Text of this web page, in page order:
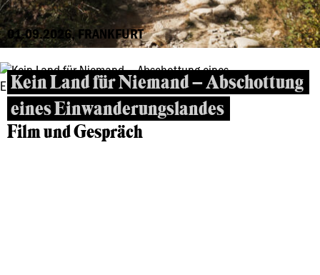
01.09.2026, FRANKFURT
Kein Land für Niemand – Abschottung
eines Einwanderungslandes
Film und Gespräch